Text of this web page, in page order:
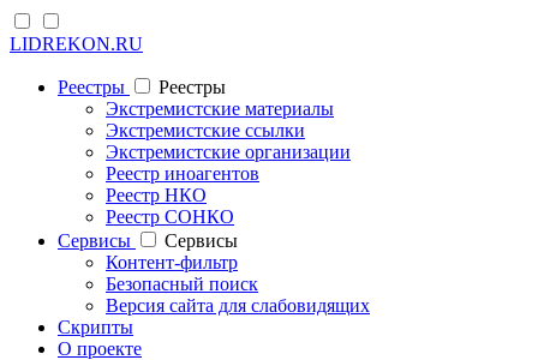
LIDREKON.RU
Реестры
Реестры
Экстремистские материалы
Экстремистские ссылки
Экстремистские организации
Реестр иноагентов
Реестр НКО
Реестр СОНКО
Cервисы
Cервисы
Контент-фильтр
Безопасный поиск
Версия сайта для слабовидящих
Скрипты
О проекте